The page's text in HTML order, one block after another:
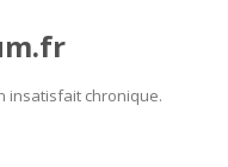
insatisfait chronique.